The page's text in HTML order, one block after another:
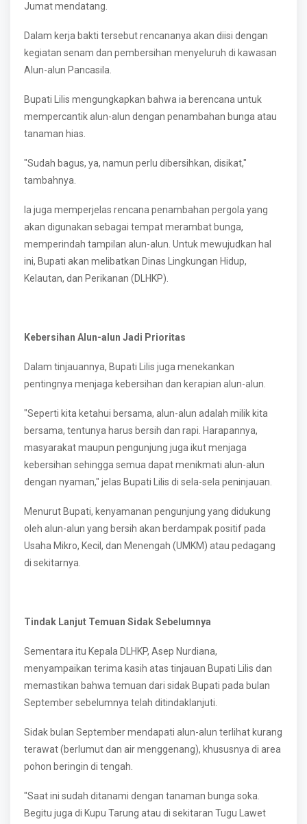
Jumat mendatang.
Dalam kerja bakti tersebut rencananya akan diisi dengan
kegiatan senam dan pembersihan menyeluruh di kawasan
Alun-alun Pancasila.
Bupati Lilis mengungkapkan bahwa ia berencana untuk
mempercantik alun-alun dengan penambahan bunga atau
tanaman hias.
"Sudah bagus, ya, namun perlu dibersihkan, disikat,"
tambahnya.
Ia juga memperjelas rencana penambahan pergola yang
akan digunakan sebagai tempat merambat bunga,
memperindah tampilan alun-alun. Untuk mewujudkan hal
ini, Bupati akan melibatkan Dinas Lingkungan Hidup,
Kelautan, dan Perikanan (DLHKP).
Kebersihan Alun-alun Jadi Prioritas
Dalam tinjauannya, Bupati Lilis juga menekankan
pentingnya menjaga kebersihan dan kerapian alun-alun.
"Seperti kita ketahui bersama, alun-alun adalah milik kita
bersama, tentunya harus bersih dan rapi. Harapannya,
masyarakat maupun pengunjung juga ikut menjaga
kebersihan sehingga semua dapat menikmati alun-alun
dengan nyaman," jelas Bupati Lilis di sela-sela peninjauan.
Menurut Bupati, kenyamanan pengunjung yang didukung
oleh alun-alun yang bersih akan berdampak positif pada
Usaha Mikro, Kecil, dan Menengah (UMKM) atau pedagang
di sekitarnya.
Tindak Lanjut Temuan Sidak Sebelumnya
Sementara itu Kepala DLHKP, Asep Nurdiana,
menyampaikan terima kasih atas tinjauan Bupati Lilis dan
memastikan bahwa temuan dari sidak Bupati pada bulan
September sebelumnya telah ditindaklanjuti.
Sidak bulan September mendapati alun-alun terlihat kurang
terawat (berlumut dan air menggenang), khususnya di area
pohon beringin di tengah.
"Saat ini sudah ditanami dengan tanaman bunga soka.
Begitu juga di Kupu Tarung atau di sekitaran Tugu Lawet